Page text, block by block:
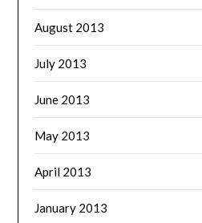
August 2013
July 2013
June 2013
May 2013
April 2013
January 2013